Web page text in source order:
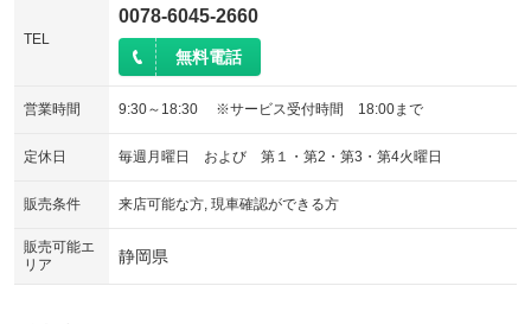
TEL
0078-6045-2660
無料電話
営業時間 9:30～18:30 ※サービス受付時間 18:00まで
定休日 毎週月曜日 および 第１・第2・第3・第4火曜日
販売条件 来店可能な方, 現車確認ができる方
販売可能エ
リア
静岡県